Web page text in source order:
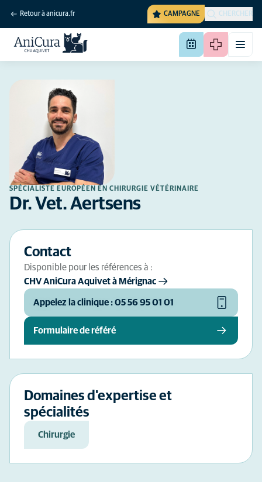
Retour à anicura.fr CAMPAGNE CHERCHER
SPÉCIALISTE EUROPÉEN EN CHIRURGIE VÉTÉRINAIRE
Dr. Vet. Aertsens
Contact
Disponible pour les références à :
CHV AniCura Aquivet à Mérignac
Appelez la clinique : 05 56 95 01 01
Formulaire de référé
Domaines d'expertise et
spécialités
Chirurgie